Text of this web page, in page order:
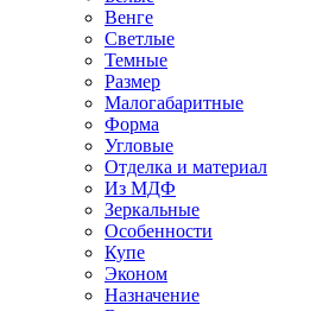
Венге
Светлые
Темные
Размер
Малогабаритные
Форма
Угловые
Отделка и материал
Из МДФ
Зеркальные
Особенности
Купе
Эконом
Назначение